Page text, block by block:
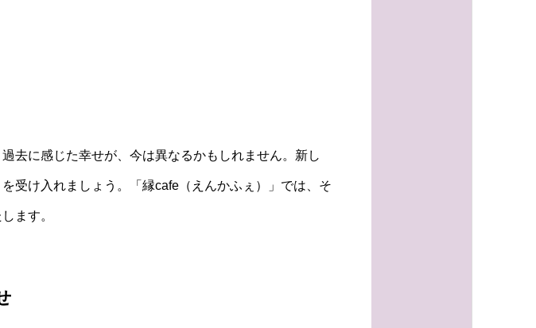
去に感じた幸せが、今は異なるかもしれません。新し
受け入れましょう。「縁cafe（えんかふぇ）」では、そ
ます。